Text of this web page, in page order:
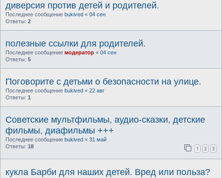
диверсия против детей и родителей.
Последнее сообщение bukived « 04 сен
Ответы: 2
полезные ссылки для родителей.
Последнее сообщение модератор « 04 сен
Ответы: 5
Поговорите с детьми о безопасности на улице.
Последнее сообщение bukived « 22 авг
Ответы: 1
Советские мультфильмы, аудио-сказки, детские
фильмы, диафильмы +++
Последнее сообщение bukived « 31 май
Ответы: 18 1 2 3
кукла Барби для наших детей. Вред или польза?